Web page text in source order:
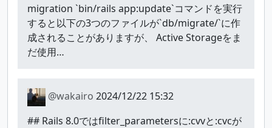
migration `bin/rails app:update`コマンドを実行
すると以下の3つのファイルが`db/migrate/`に作
成されることがありますが、 Active Storageをま
だ使用…
@wakairo 2024/12/22 15:32
## Rails 8.0ではfilter_parametersに:cvvと:cvcが